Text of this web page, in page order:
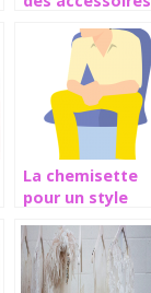
La chemisette
pour un style
décontracté